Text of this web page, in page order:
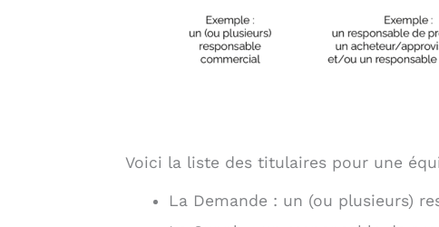
Voici la liste des titulaires pour une
La Demande : un (ou plusieurs)